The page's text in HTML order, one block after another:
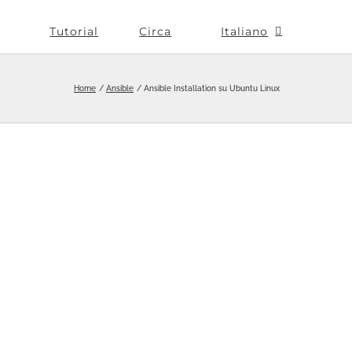
Tutorial Circa Italiano
Home Ansible Ansible Installation su Ubuntu Linux